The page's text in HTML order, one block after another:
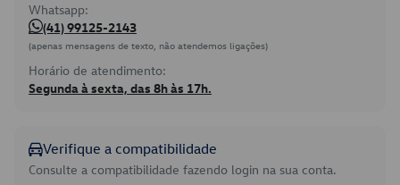
Whatsapp:
(41) 99125-2143
(apenas mensagens de texto, não atendemos ligações)
Horário de atendimento:
Segunda à sexta, das 8h às 17h.
Verifique a compatibilidade
Consulte a compatibilidade fazendo login na sua conta.